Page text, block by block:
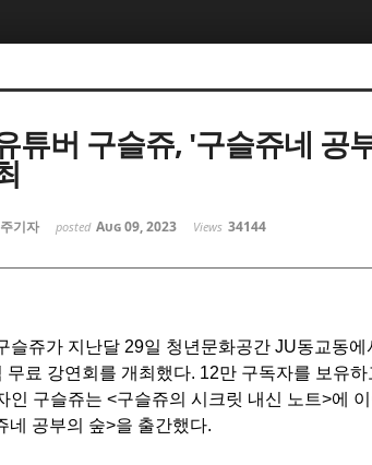
튜버 구슬쥬, '구슬쥬네 공
기자 posted Aug 09, 2023 Views 34144
슬쥬가 지난달 29일 청년문화공간 JU동교동
무료 강연회를 개최했다. 12만 구독자를 보유
인 구슬쥬는 <구슬쥬의 시크릿 내신 노트>에
네 공부의 숲>을 출간했다.